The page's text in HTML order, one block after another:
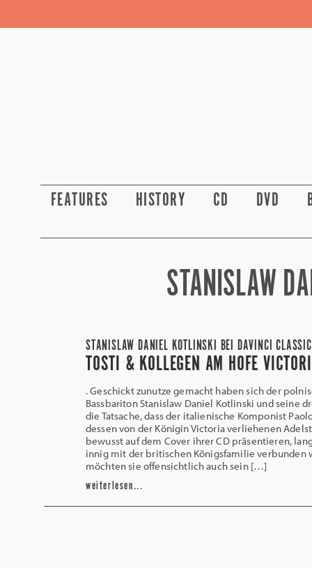
FEATURES HISTORY CD DVD
STANISLAW
STANISLAW DANIEL KOTLINSKI BEI DAVINCI
TOSTI & KOLLEGEN AM HOFE
. Geschickt zunutze gemacht haben sich der
Bassbariton Stanislaw Daniel Kotlinski und seine
die Tatsache, dass der italienische Komponist
dessen von der Königin Victoria verliehenen
bewusst auf dem Cover ihrer CD präsentieren,
innig mit der britischen Königsfamilie verbunden
möchten sie offensichtlich auch sein […]
weiterlesen...